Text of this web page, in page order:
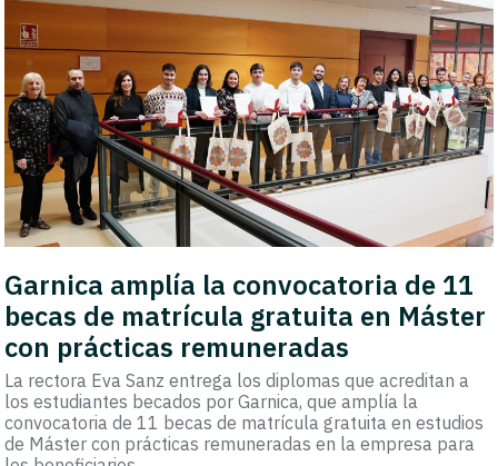
Garnica amplía la convocatoria de 11
becas de matrícula gratuita en Máster
con prácticas remuneradas
La rectora Eva Sanz entrega los diplomas que acreditan a
los estudiantes becados por Garnica, que amplía la
convocatoria de 11 becas de matrícula gratuita en estudios
de Máster con prácticas remuneradas en la empresa para